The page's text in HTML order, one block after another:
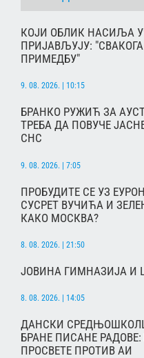
КОЈИ ОБЛИК НАСИЉА
ПРИЈАВЉУЈУ:
ПРИМЕДБУ"
9. 08. 2026. | 10:15
БРАНКО РУЖИЋ ЗА
ТРЕБА ДА ПОВУЧЕ
СНС
9. 08. 2026. | 7:05
ПРОБУДИТЕ СЕ УЗ
СУСРЕТ ВУЧИЋА И
КАКО МОСКВА?
8. 08. 2026. | 21:50
ЈОВИНА ГИМНАЗИЈА И
8. 08. 2026. | 14:05
ДАНСКИ
БРАНЕ ПИСАНЕ
ПРОСВЕТЕ ПРОТИВ АИ